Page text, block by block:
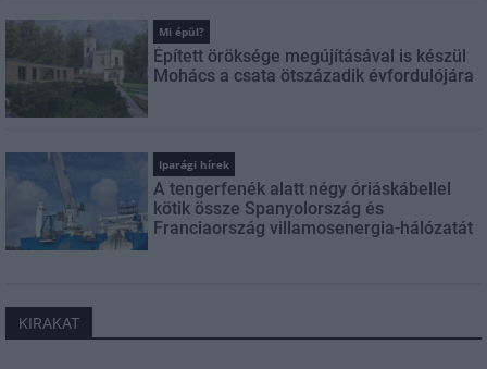
Mi épül?
Épített öröksége megújításával is készül
Mohács a csata ötszázadik évfordulójára
Iparági hírek
A tengerfenék alatt négy óriáskábellel
kötik össze Spanyolország és
Franciaország villamosenergia-hálózatát
KIRAKAT